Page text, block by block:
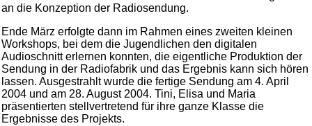
an die Konzeption der Radiosendung.
Ende März erfolgte dann im Rahmen eines zweiten kleinen
Workshops, bei dem die Jugendlichen den digitalen
Audioschnitt erlernen konnten, die eigentliche Produktion der
Sendung in der Radiofabrik und das Ergebnis kann sich hören
lassen. Ausgestrahlt wurde die fertige Sendung am 4. April
2004 und am 28. August 2004. Tini, Elisa und Maria
präsentierten stellvertretend für ihre ganze Klasse die
Ergebnisse des Projekts.